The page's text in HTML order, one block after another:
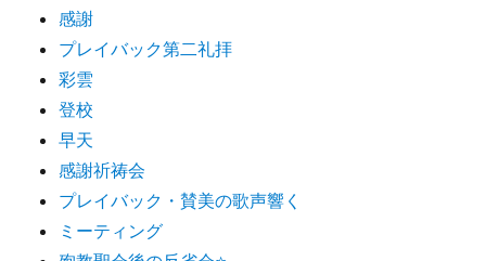
感謝
プレイバック第二礼拝
彩雲
登校
早天
感謝祈祷会
プレイバック・賛美の歌声響く
ミーティング